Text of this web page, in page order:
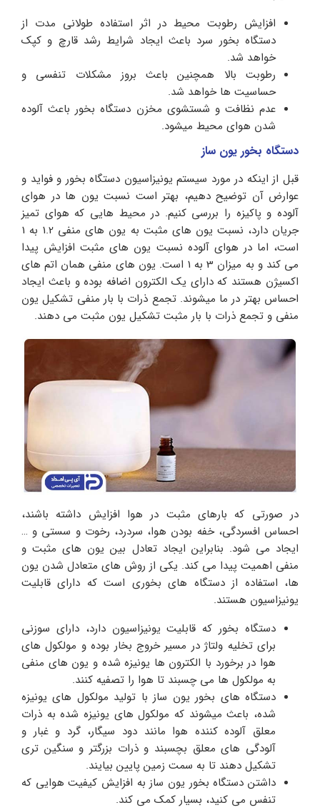
افزایش رطوبت محیط در اثر استفاده طولانی مدت از
دستگاه بخور سرد باعث ایجاد شرایط رشد قارچ و کپک
خواهد شد.
رطوبت بالا همچنین باعث بروز مشکلات تنفسی و
حساسیت ها خواهد شد.
عدم نظافت و شستشوی مخزن دستگاه بخور باعث آلوده
شدن هوای محیط میشود.
دستگاه بخور یون ساز
قبل از اینکه در مورد سیستم یونیزاسیون دستگاه بخور و فواید و
عوارض آن توضیح دهیم، بهتر است نسبت یون ها در هوای
آلوده و پاکیزه را بررسی کنیم. در محیط هایی که هوای تمیز
جریان دارد، نسبت یون های مثبت به یون های منفی 1.2 به 1
است، اما در هوای آلوده نسبت یون های مثبت افزایش پیدا
می کند و به میزان 3 به 1 است. یون های منفی همان اتم های
اکسیژن هستند که دارای یک الکترون اضافه بوده و باعث ایجاد
احساس بهتر در ما میشوند. تجمع ذرات با بار منفی تشکیل یون
منفی و تجمع ذرات با بار مثبت تشکیل یون مثبت می دهند.
در صورتی که بارهای مثبت در هوا افزایش داشته باشند،
احساس افسردگی، خفه بودن هوا، سردرد، رخوت و سستی و …
ایجاد می شود. بنابراین ایجاد تعادل بین یون های مثبت و
منفی اهمیت پیدا می کند. یکی از روش های متعادل شدن یون
ها، استفاده از دستگاه های بخوری است که دارای قابلیت
یونیزاسیون هستند.
دستگاه بخور که قابلیت یونیزاسیون دارد، دارای سوزنی
برای تخلیه ولتاژ در مسیر خروج بخار بوده و مولکول های
هوا در برخورد با الکترون ها یونیزه شده و یون های منفی
به مولکول ها می چسبند تا هوا را تصفیه کنند.
دستگاه های بخور یون ساز با تولید مولکول های یونیزه
شده، باعث میشوند که مولکول های یونیزه شده به ذرات
معلق آلوده کننده هوا مانند دود سیگار، گرد و غبار و
آلودگی های معلق بچسبند و ذرات بزرگتر و سنگین تری
تشکیل دهند تا به سمت زمین پایین بیایند.
داشتن دستگاه بخور یون ساز به افزایش کیفیت هوایی که
تنفس می کنید، بسیار کمک می کند.